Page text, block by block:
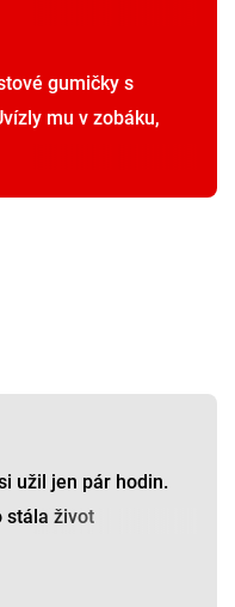
gumičky s
mu v zobáku,
užil jen pár hodin.
stála život